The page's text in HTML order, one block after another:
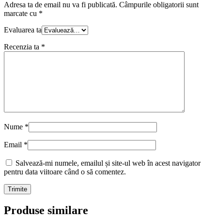
Adresa ta de email nu va fi publicată. Câmpurile obligatorii sunt
marcate cu *
Evaluarea ta
Recenzia ta *
Nume *
Email *
Salvează-mi numele, emailul și site-ul web în acest navigator
pentru data viitoare când o să comentez.
Produse similare